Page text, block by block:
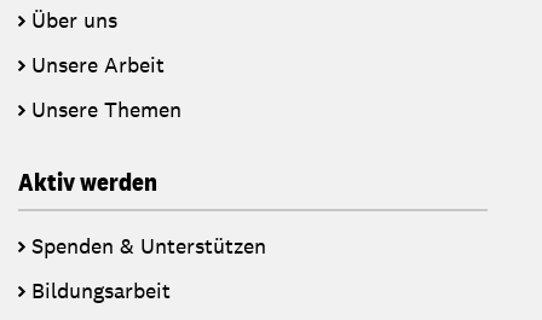
Über uns
Unsere Arbeit
Unsere Themen
Aktiv werden
Spenden & Unterstützen
Bildungsarbeit